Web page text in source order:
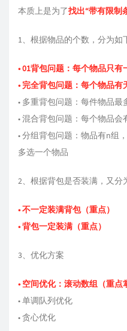
本质上是为了找出“带有限制
1、根据物品的个数，分为如
• 01背包问题：每个物品只有
• 完全背包问题：每个物品有
• 多重背包问题：每件物品最
• 混合背包问题：每个物品会
• 分组背包问题：物品有n组
多选⼀个物品
2、根据背包是否装满，⼜分
• 不⼀定装满背包（重点）
• 背包⼀定装满（重点）
3、优化方案
• 空间优化：滚动数组（重点
• 单调队列优化
• 贪心优化